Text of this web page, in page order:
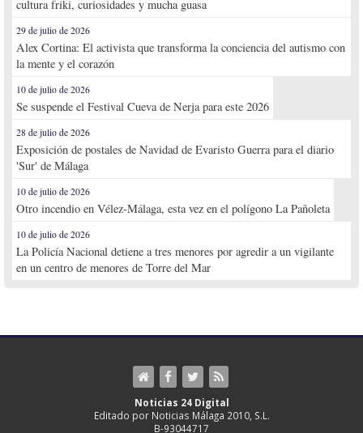
cultura friki, curiosidades y mucha guasa
29 de julio de 2026
Alex Cortina: El activista que transforma la conciencia del autismo con
la mente y el corazón
10 de julio de 2026
Se suspende el Festival Cueva de Nerja para este 2026
28 de julio de 2026
Exposición de postales de Navidad de Evaristo Guerra para el diario
'Sur' de Málaga
10 de julio de 2026
Otro incendio en Vélez-Málaga, esta vez en el polígono La Pañoleta
10 de julio de 2026
La Policía Nacional detiene a tres menores por agredir a un vigilante
en un centro de menores de Torre del Mar
Noticias 24 Digital
Editado por Noticias Málaga 2010, S.L.
B-93044717